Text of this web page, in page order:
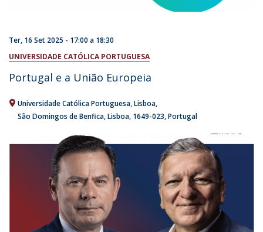
Ter, 16 Set 2025 - 17:00 a 18:30
UNIVERSIDADE CATÓLICA PORTUGUESA
Portugal e a União Europeia
Universidade Católica Portuguesa Lisboa
São Domingos de Benfica, Lisboa 1649-023 Portugal